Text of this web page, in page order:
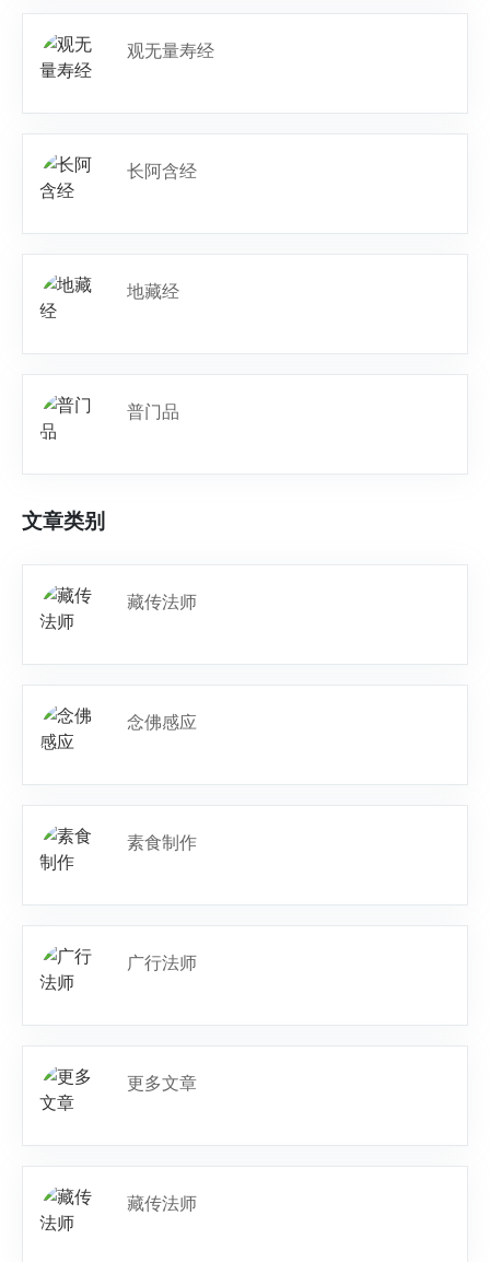
观无量寿经
长阿含经
地藏经
普门品
文章类别
藏传法师
念佛感应
素食制作
广行法师
更多文章
藏传法师